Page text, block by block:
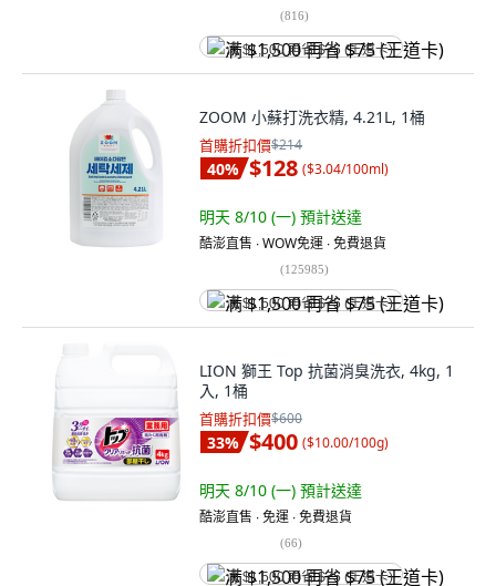
(816)
满 $1,500 再省 $75 (王道卡)
ZOOM 小蘇打洗衣精, 4.21L, 1桶
首購折扣價$214
40% $128 ($3.04/100ml)
明天 8/10 (一) 預計送達
酷澎直售 ∙ WOW免運 ∙ 免費退貨
(125985)
满 $1,500 再省 $75 (王道卡)
LION 獅王 Top 抗菌消臭洗衣, 4kg, 1
入, 1桶
首購折扣價$600
33% $400 ($10.00/100g)
明天 8/10 (一) 預計送達
酷澎直售 ∙ 免運 ∙ 免費退貨
(66)
满 $1,500 再省 $75 (王道卡)